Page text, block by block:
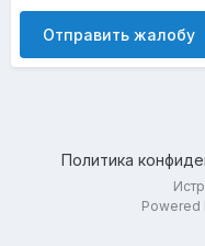
Отправить жалобу
Политика
Powered